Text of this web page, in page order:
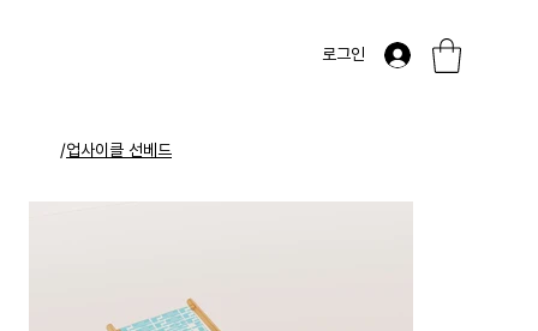
로그인
/업사이클 선베드